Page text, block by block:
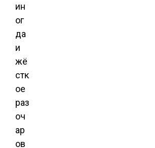
ин
ог
да
и
жё
стк
ое
раз
оч
ар
ов